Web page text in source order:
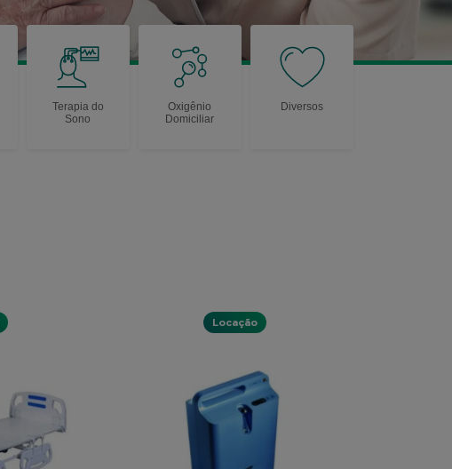
Terapia do
Sono
Oxigênio
Domiciliar
Diversos
Locação